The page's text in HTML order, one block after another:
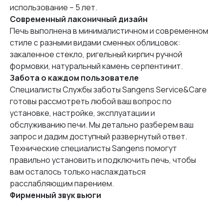
использование – 5 лет.
Современный лаконичный дизайн
Печь выполнена в минималистичном и современном
стиле с разными видами сменных облицовок:
закаленное стекло, ригельный кирпич ручной
формовки, натуральный камень серпентинит.
Забота о каждом пользователе
Специалисты Службы заботы Sangens Service&Care
готовы рассмотреть любой ваш вопрос по
установке, настройке, эксплуатации и
обслуживанию печи. Мы детально разберем ваш
запрос и дадим доступный развернутый ответ.
Технические специалисты Sangens помогут
правильно установить и подключить печь, чтобы
вам осталось только наслаждаться
расслабляющим парением.
Фирменный звук вьюги